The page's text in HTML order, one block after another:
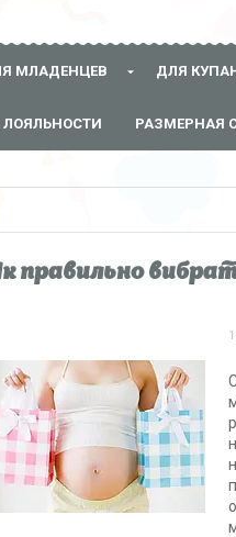
МЛАДЕНЦЕВ ДЛЯ
РАЗМЕРНАЯ
правильно